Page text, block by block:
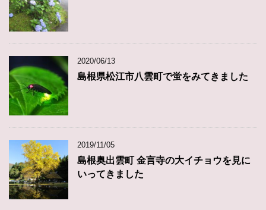
2020/06/13
島根県松江市八雲町で蛍をみてきました
2019/11/05
島根奥出雲町 金言寺の大イチョウを見に
いってきました